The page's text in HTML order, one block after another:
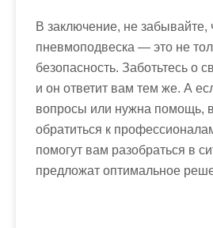
В заключение, не забывайте,
пневмоподвеска — это не
безопасность. Заботьтесь о
и он ответит вам тем же. А
вопросы или нужна помощь,
обратиться к
помогут вам разобраться в
предложат оптимальное